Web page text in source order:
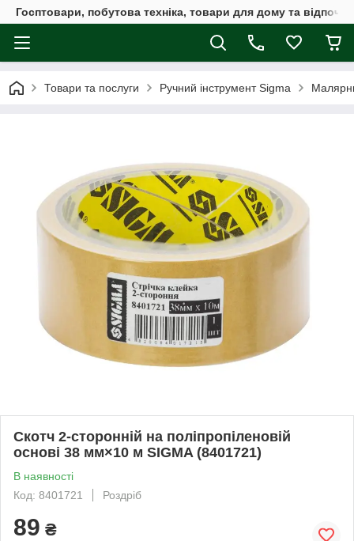
Госптовари, побутова техніка, товари для дому та
Товари та послуги Ручний інструмент Sigma
Скотч 2-сторонній на поліпропіленовій
основі 38 мм×10 м SIGMA (8401721)
В наявності
Код: 8401721
Роздріб
89 ₴